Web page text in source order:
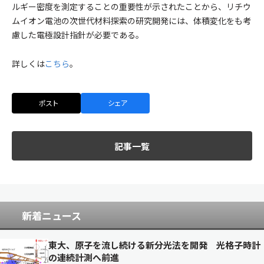
ルギー密度を測定することの重要性が示されたことから、リチウ
ムイオン電池の次世代材料探索の研究開発には、体積変化をも考
慮した電極設計指針が必要である。
詳しくはこちら。
ポスト シェア
記事一覧
新着ニュース
東大、原子を流し続ける新分光法を開発 光格子時計
の連続計測へ前進